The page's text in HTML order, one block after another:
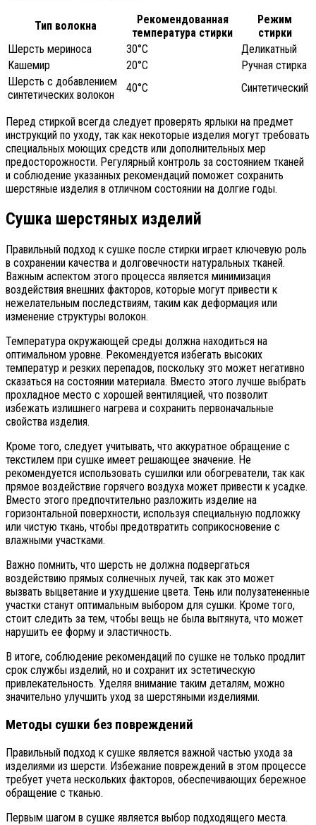
Тип волокна
Рекомендованная
температура стирки
Режим
стирки
Шерсть мериноса
30°C
Деликатный
Кашемир
20°C
Ручная стирка
Шерсть с добавлением
синтетических волокон
40°C Синтетический
Перед стиркой всегда следует проверять ярлыки на предмет
инструкций по уходу, так как некоторые изделия могут требовать
специальных моющих средств или дополнительных мер
предосторожности. Регулярный контроль за состоянием тканей
и соблюдение указанных рекомендаций поможет сохранить
шерстяные изделия в отличном состоянии на долгие годы.
Сушка шерстяных изделий
Правильный подход к сушке после стирки играет ключевую роль
в сохранении качества и долговечности натуральных тканей.
Важным аспектом этого процесса является минимизация
воздействия внешних факторов, которые могут привести к
нежелательным последствиям, таким как деформация или
изменение структуры волокон.
Температура окружающей среды должна находиться на
оптимальном уровне. Рекомендуется избегать высоких
температур и резких перепадов, поскольку это может негативно
сказаться на состоянии материала. Вместо этого лучше выбрать
прохладное место с хорошей вентиляцией, что позволит
избежать излишнего нагрева и сохранить первоначальные
свойства изделия.
Кроме того, следует учитывать, что аккуратное обращение с
текстилем при сушке имеет решающее значение. Не
рекомендуется использовать сушилки или обогреватели, так как
прямое воздействие горячего воздуха может привести к усадке.
Вместо этого предпочтительно разложить изделие на
горизонтальной поверхности, используя специальную подложку
или чистую ткань, чтобы предотвратить соприкосновение с
влажными участками.
Важно помнить, что шерсть не должна подвергаться
воздействию прямых солнечных лучей, так как это может
вызвать выцветание и ухудшение цвета. Тень или полузатененные
участки станут оптимальным выбором для сушки. Кроме того,
стоит следить за тем, чтобы вещь не была вытянута, что может
нарушить ее форму и эластичность.
В итоге, соблюдение рекомендаций по сушке не только продлит
срок службы изделий, но и сохранит их эстетическую
привлекательность. Уделяя внимание таким деталям, можно
значительно улучшить уход за шерстяными изделиями.
Методы сушки без повреждений
Правильный подход к сушке является важной частью ухода за
изделиями из шерсти. Избежание повреждений в этом процессе
требует учета нескольких факторов, обеспечивающих бережное
обращение с тканью.
Первым шагом в сушке является выбор подходящего места.